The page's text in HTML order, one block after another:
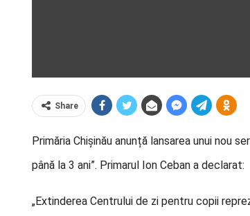
Share
Primăria Chișinău anunță lansarea unui nou
până la 3 ani”. Primarul Ion Ceban a declarat:
„Extinderea Centrului de zi pentru copii